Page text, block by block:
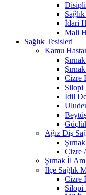
İdari
Mali
Sağlık Tesisleri
Kamu
Cizre
Silopi
İdil
Ağız Diş
Cizre
Şırnak İl
İlçe Sağlık
Cizre
Silopi